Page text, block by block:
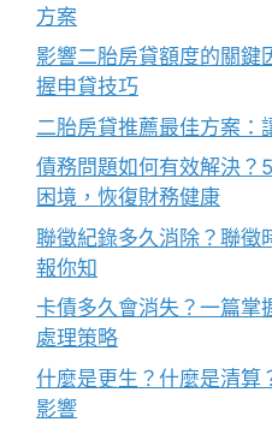
方案
影響二胎房貸額度的關鍵
握申貸技巧
二胎房貸推薦最佳方案：
債務問題如何有效解決？
困境，恢復財務健康
聯徵紀錄多久消除？聯徵
報你知
卡債多久會消失？一篇掌
處理策略
什麼是更生？什麼是清算
影響